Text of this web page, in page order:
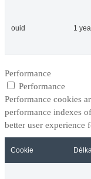
ouid 1
Performance
Performance
Performance cookies
performance indexes
better user experience
Cookie